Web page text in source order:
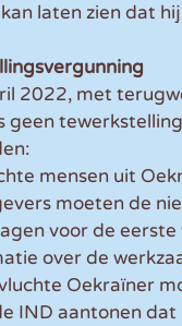
laten zien dat
2022, met
geen
mensen uit
moeten de
voor de
over de
Oekraïner
IND aantonen